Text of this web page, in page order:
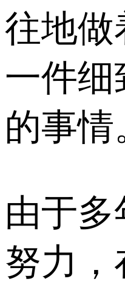
往地做
一件细
的事情
由于多
努力，